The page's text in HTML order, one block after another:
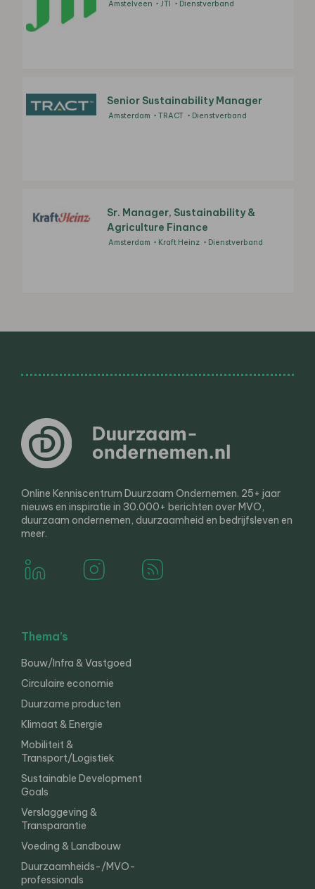
Amstelveen JTI Dienstverband
Senior Sustainability Manager
Amsterdam TRACT Dienstverband
Sr. Manager, Sustainability &
Agriculture Finance
Amsterdam Kraft Heinz Dienstverband
Online Kenniscentrum Duurzaam Ondernemen. 25+ jaar
nieuws en inspiratie in 30.000+ berichten over MVO,
duurzaam ondernemen, duurzaamheid en bedrijfsleven en
meer.
Thema’s
Bouw/Infra & Vastgoed
Circulaire economie
Duurzame producten
Klimaat & Energie
Mobiliteit &
Transport/Logistiek
Sustainable Development
Goals
Verslaggeving &
Transparantie
Voeding & Landbouw
Duurzaamheids-/MVO-
professionals